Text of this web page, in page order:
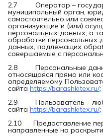
2.7 Оператор –
муниципальный орган,
самостоятельно или
организующие и (или)
персональных данных, а
обработки персональных
данных, подлежащих
совершаемые с
2.8 Персональные
относящаяся прямо или
определяемому
сайта https://barashkitex.ru/;
2.9 Пользователь –
сайта https://barashkitex.ru/;
2.10 Предоставление
направленные на